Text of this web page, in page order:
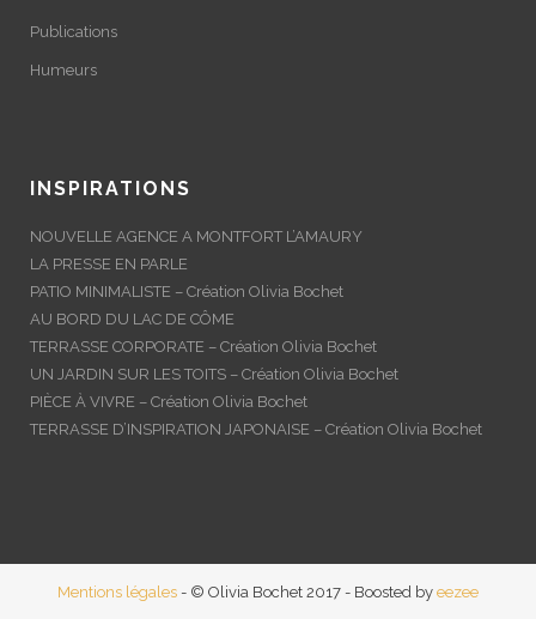
Publications
Humeurs
INSPIRATIONS
NOUVELLE AGENCE A MONTFORT L’AMAURY
LA PRESSE EN PARLE
PATIO MINIMALISTE – Création Olivia Bochet
AU BORD DU LAC DE CÔME
TERRASSE CORPORATE – Création Olivia Bochet
UN JARDIN SUR LES TOITS – Création Olivia Bochet
PIÈCE À VIVRE – Création Olivia Bochet
TERRASSE D’INSPIRATION JAPONAISE – Création Olivia Bochet
Mentions légales - © Olivia Bochet 2017 - Boosted by eezee